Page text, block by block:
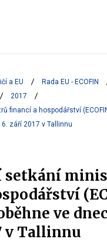
a EU
Rada EU - ECOFIN
2017
financí a hospodářství
září 2017 v Tallinnu
setkání
ve
v Tallinnu